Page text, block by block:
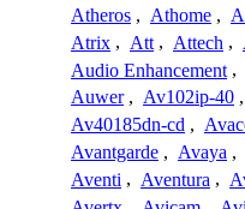
Atheros , Athome ,
Atrix , Att , Attech ,
Audio Enhancement ,
Auwer , Av102ip-40 ,
Av40185dn-cd ,
Avantgarde , Avaya ,
Aventi , Aventura ,